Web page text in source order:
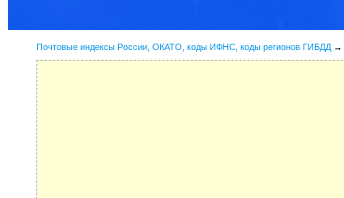
Почтовые индексы России, ОКАТО, коды ИФНС, коды регионов ГИБДД →